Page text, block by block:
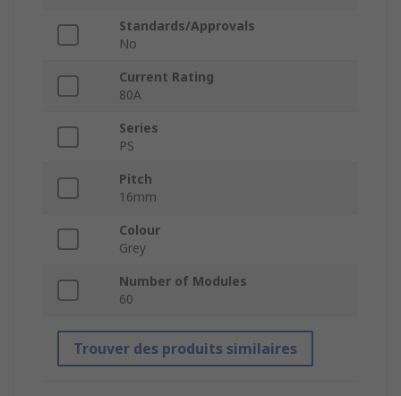
Standards/Approvals
No
Current Rating
80A
Series
PS
Pitch
16mm
Colour
Grey
Number of Modules
60
Trouver des produits similaires